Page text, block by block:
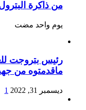
من ذاكرة
‏يوم واحد مضت
رئيس بتروجت
ماقدمتوه من جهد
ديسمبر 31, 2022 1